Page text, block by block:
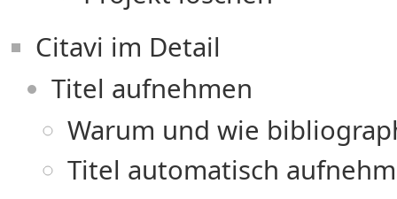
Citavi im Detail
Titel aufnehmen
Warum und wie
Titel automatisch